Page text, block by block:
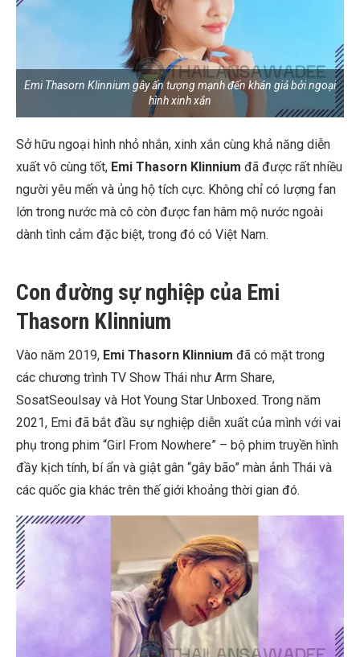
Emi Thasorn Klinnium gây ấn tượng mạnh đến khán giả bởi ngoại
hình xinh xắn
Sở hữu ngoại hình nhỏ nhắn, xinh xắn cùng khả năng diễn
xuất vô cùng tốt, Emi Thasorn Klinnium đã được rất nhiều
người yêu mến và ủng hộ tích cực. Không chỉ có lượng fan
lớn trong nước mà cô còn được fan hâm mộ nước ngoài
dành tình cảm đặc biệt, trong đó có Việt Nam.
Con đường sự nghiệp của Emi
Thasorn Klinnium
Vào năm 2019, Emi Thasorn Klinnium đã có mặt trong
các chương trình TV Show Thái như Arm Share,
SosatSeoulsay và Hot Young Star Unboxed. Trong năm
2021, Emi đã bắt đầu sự nghiệp diễn xuất của mình với vai
phụ trong phim “Girl From Nowhere” – bộ phim truyền hình
đầy kịch tính, bí ẩn và giật gân “gây bão” màn ảnh Thái và
các quốc gia khác trên thế giới khoảng thời gian đó.